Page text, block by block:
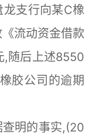
支行向某C橡
流动资金借款
,随后上述8550
胶公司的逾期
明的事实,(20